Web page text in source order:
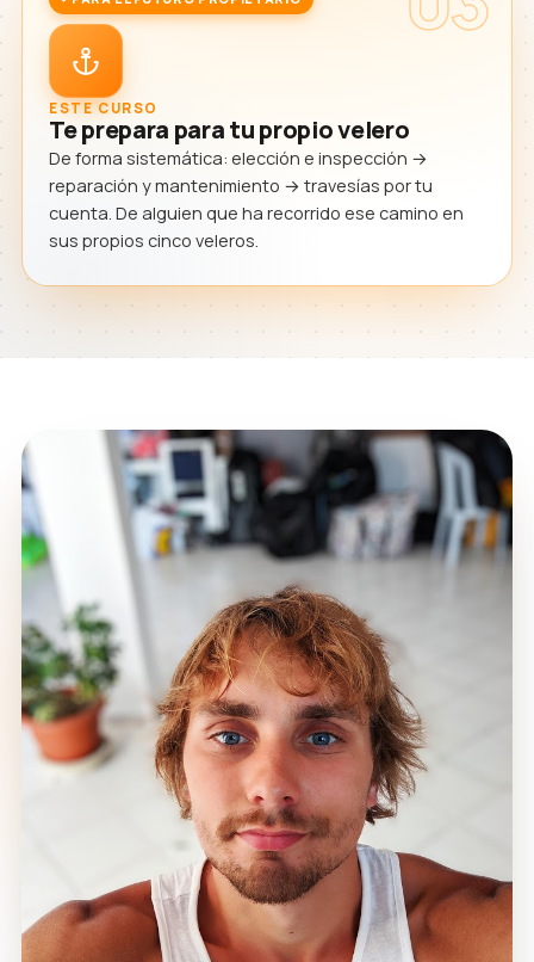
ESTE CURSO
Te prepara para tu propio velero
De forma sistemática: elección e inspección →
reparación y mantenimiento → travesías por tu
cuenta. De alguien que ha recorrido ese camino en
sus propios cinco veleros.